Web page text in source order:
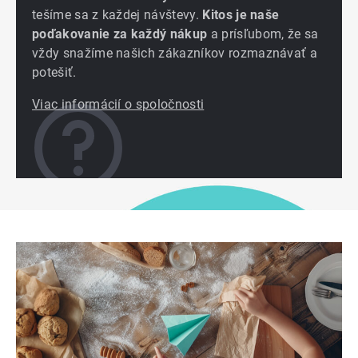
tešíme sa z každej návštevy. Kitos je naše
poďakovanie za každý nákup a prísľubom, že sa
vždy snažíme našich zákazníkov rozmaznávať a
potešiť.
Viac informácií o spoločnosti